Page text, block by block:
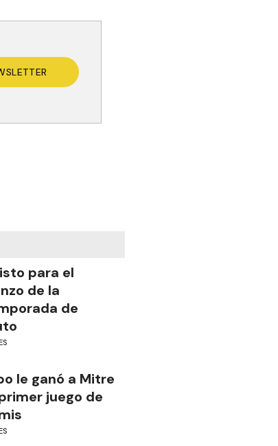
para el
de la
de
le ganó a Mitre
juego de